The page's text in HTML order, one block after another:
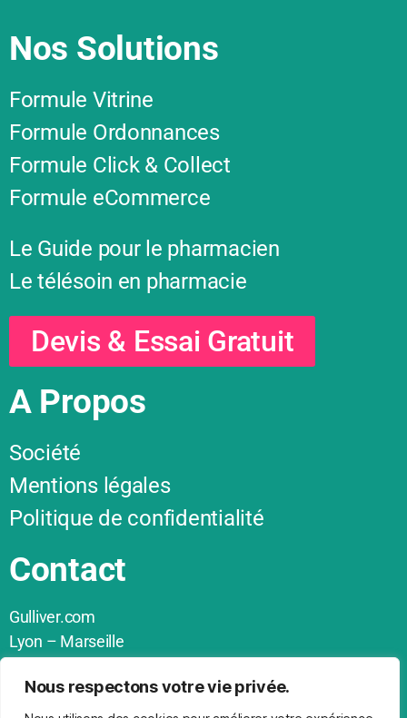
Nous respectons votre vie privée.
Nos Solutions
Formule Vitrine
Formule Ordonnances
Formule Click & Collect
Formule eCommerce
Le Guide pour le pharmacien
Le télésoin en pharmacie
Devis & Essai Gratuit
A Propos
Société
Mentions légales
Politique de confidentialité
Contact
Gulliver.com
Lyon – Marseille